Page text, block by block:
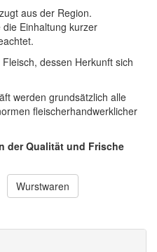
aus der Region.
Einhaltung kurzer
dessen Herkunft sich
werden grundsätzlich alle
fleischerhandwerklicher
der Qualität und Frische
Wurstwaren